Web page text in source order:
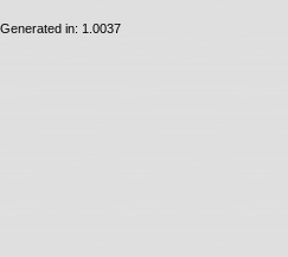
Generated in: 1.0037